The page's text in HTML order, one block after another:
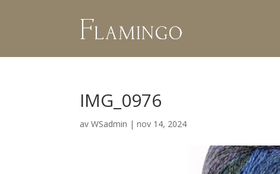
IMG_0976
avWSadmin |nov 14, 2024